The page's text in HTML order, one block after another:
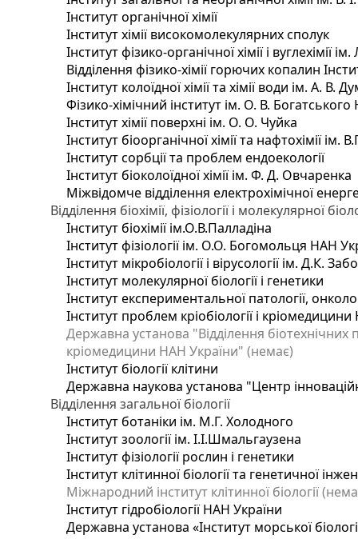
Інститут органічної хімії
Інститут хімії високомолекулярних сполук
Інститут фізико-органічної хімії і вуглехімії
Відділення фізико-хімії горючих копалин
Інститут колоїдної хімії та хімії води ім. А. В.
Фізико-хімічний інститут ім. О. В.
Інститут хімії поверхні ім. О. О. Чуйка
Інститут біоорганічної хімії та нафтохімії ім.
Інститут сорбції та проблем ендоекології
Інститут біоколоїдної хімії ім. Ф. Д. Овчаренка
Міжвідомче відділення електрохімічної
Відділення біохімії, фізіології і молекулярної
Інститут біохімії ім.О.В.Палладіна
Інститут фізіології ім. О.О. Богомольця НАН
Інститут мікробіології і вірусології ім. Д.К.
Інститут молекулярної біології і генетики
Інститут експериментальної патології,
Інститут проблем кріобіології і
Державна установа "Відділення біотехнічних
кріомедицини НАН України" (немає)
Інститут біології клітини
Державна наукова установа "Центр
Відділення загальної біології
Інститут ботаніки ім. М.Г. Холодного
Інститут зоології ім. І.І.Шмальгаузена
Інститут фізіології рослин і генетики
Інститут клітинної біології та генетичної
Міжнародний інститут клітинної біології
Інститут гідробіології НАН України
Державна установа «Інститут морської